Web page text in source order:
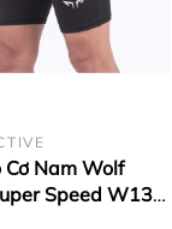
Cơ Nam Wolf
Speed W132